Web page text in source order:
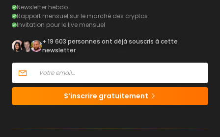
Newsletter hebdo
Rapport mensuel sur le marché des cryptos
Invitation pour le live mensuel
+ 19 603 personnes ont déjà souscris à cette
newsletter
S’inscrire gratuitement